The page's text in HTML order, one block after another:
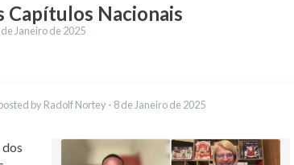
Capítulos Nacionais
de Janeiro de 2025
by Radolf Nortey - 8 de Janeiro de 2025